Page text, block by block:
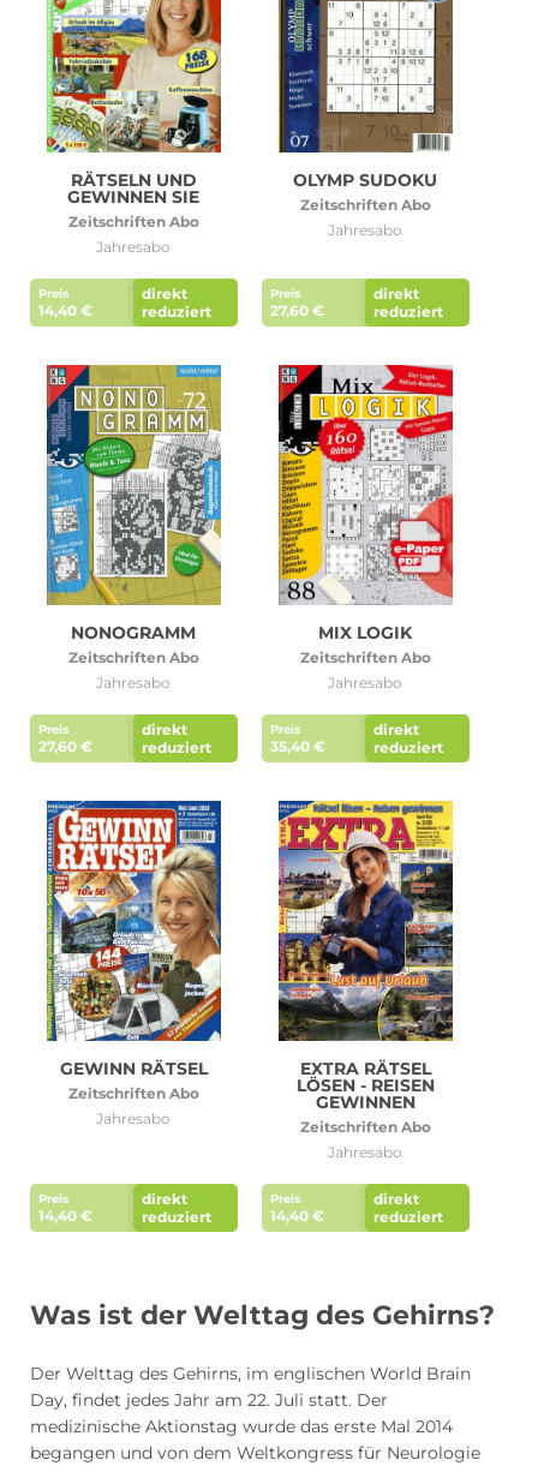
RÄTSELN UND
GEWINNEN SIE
Zeitschriften Abo
Jahresabo
Preis
14,40 €
direkt
reduziert
OLYMP SUDOKU
Zeitschriften Abo
Jahresabo
Preis
27,60 €
direkt
reduziert
NONOGRAMM
Zeitschriften Abo
Jahresabo
Preis
27,60 €
direkt
reduziert
MIX LOGIK
Zeitschriften Abo
Jahresabo
Preis
35,40 €
direkt
reduziert
GEWINN RÄTSEL
Zeitschriften Abo
Jahresabo
Preis
14,40 €
direkt
reduziert
EXTRA RÄTSEL
LÖSEN - REISEN
GEWINNEN
Zeitschriften Abo
Jahresabo
Preis
14,40 €
direkt
reduziert
Was ist der Welttag des Gehirns?
Der Welttag des Gehirns, im englischen World Brain
Day, findet jedes Jahr am 22. Juli statt. Der
medizinische Aktionstag wurde das erste Mal 2014
begangen und von dem Weltkongress für Neurologie